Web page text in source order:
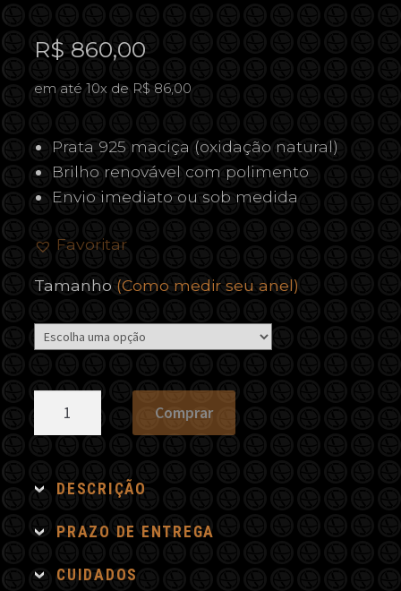
R$ 860,00
em até 10x de R$ 86,00
Prata 925 maciça (oxidação natural)
Brilho renovável com polimento
Envio imediato ou sob medida
Favoritar
Tamanho (Como medir seu anel)
quantidade
Comprar
DESCRIÇÃO
PRAZO DE ENTREGA
CUIDADOS